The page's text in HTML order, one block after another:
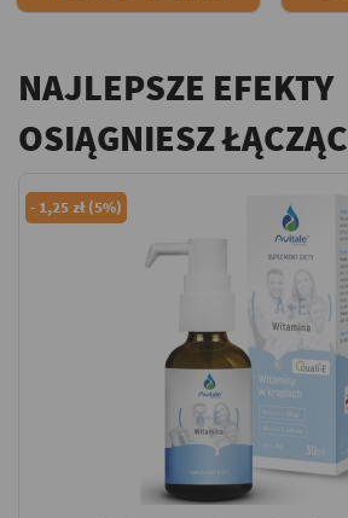
NAJLEPSZE EFEKTY
OSIĄGNIESZ ŁĄCZĄC
- 1,25 zł (5%)